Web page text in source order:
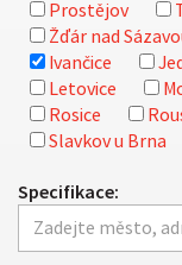
Prostějov
Žďár nad
Ivančice
Letovice
Rosice
Slavkov u Brna
Specifikace: